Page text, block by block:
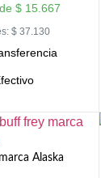
$ 15.667
$ 37.130
Alaska